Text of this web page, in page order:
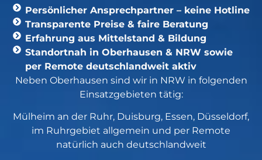
Persönlicher Ansprechpartner – keine Hotline
Transparente Preise & faire Beratung
Erfahrung aus Mittelstand & Bildung
Standortnah in Oberhausen & NRW sowie
per Remote deutschlandweit aktiv
Neben Oberhausen sind wir in NRW in folgenden
Einsatzgebieten tätig:
Mülheim an der Ruhr, Duisburg, Essen, Düsseldorf,
im Ruhrgebiet allgemein und per Remote
natürlich auch deutschlandweit